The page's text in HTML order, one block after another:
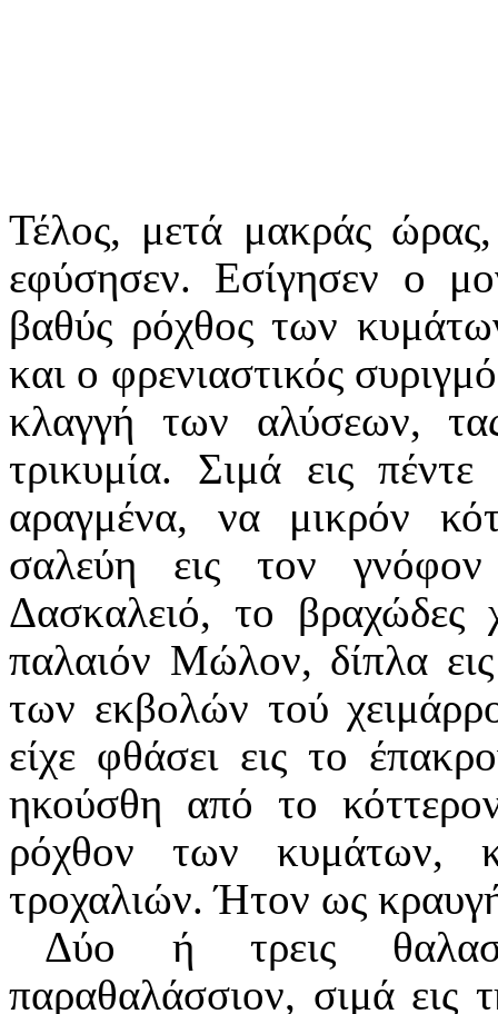
Τέλος, μετά μακράς
εφύσησεν. Εσίγησεν ο
βαθύς ρόχθος των
και ο φρενιαστικός
κλαγγή των αλύσεων,
τρικυμία. Σιμά εις
αραγμένα, να μικρόν
σαλεύη εις τον
Δασκαλειό, το βραχώδες
παλαιόν Μώλον, δίπλα
των εκβολών τού
είχε φθάσει εις το
ηκούσθη από το
ρόχθον των κυμάτων,
τροχαλιών. Ήτον ως
Δύο ή τρεις
παραθαλάσσιον, σιμά εις